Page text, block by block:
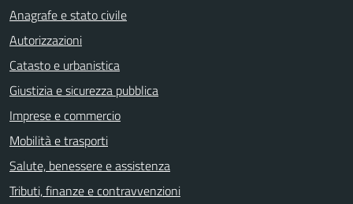
Anagrafe e stato civile
Autorizzazioni
Catasto e urbanistica
Giustizia e sicurezza pubblica
Imprese e commercio
Mobilità e trasporti
Salute, benessere e assistenza
Tributi, finanze e contravvenzioni